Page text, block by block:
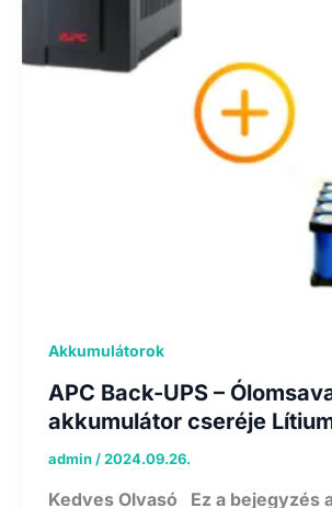
Akkumulátorok
APC Back-UPS –
akkumulátor cseréje
admin /2024.09.26.
Kedves Olvasó Ez a bejegyzés